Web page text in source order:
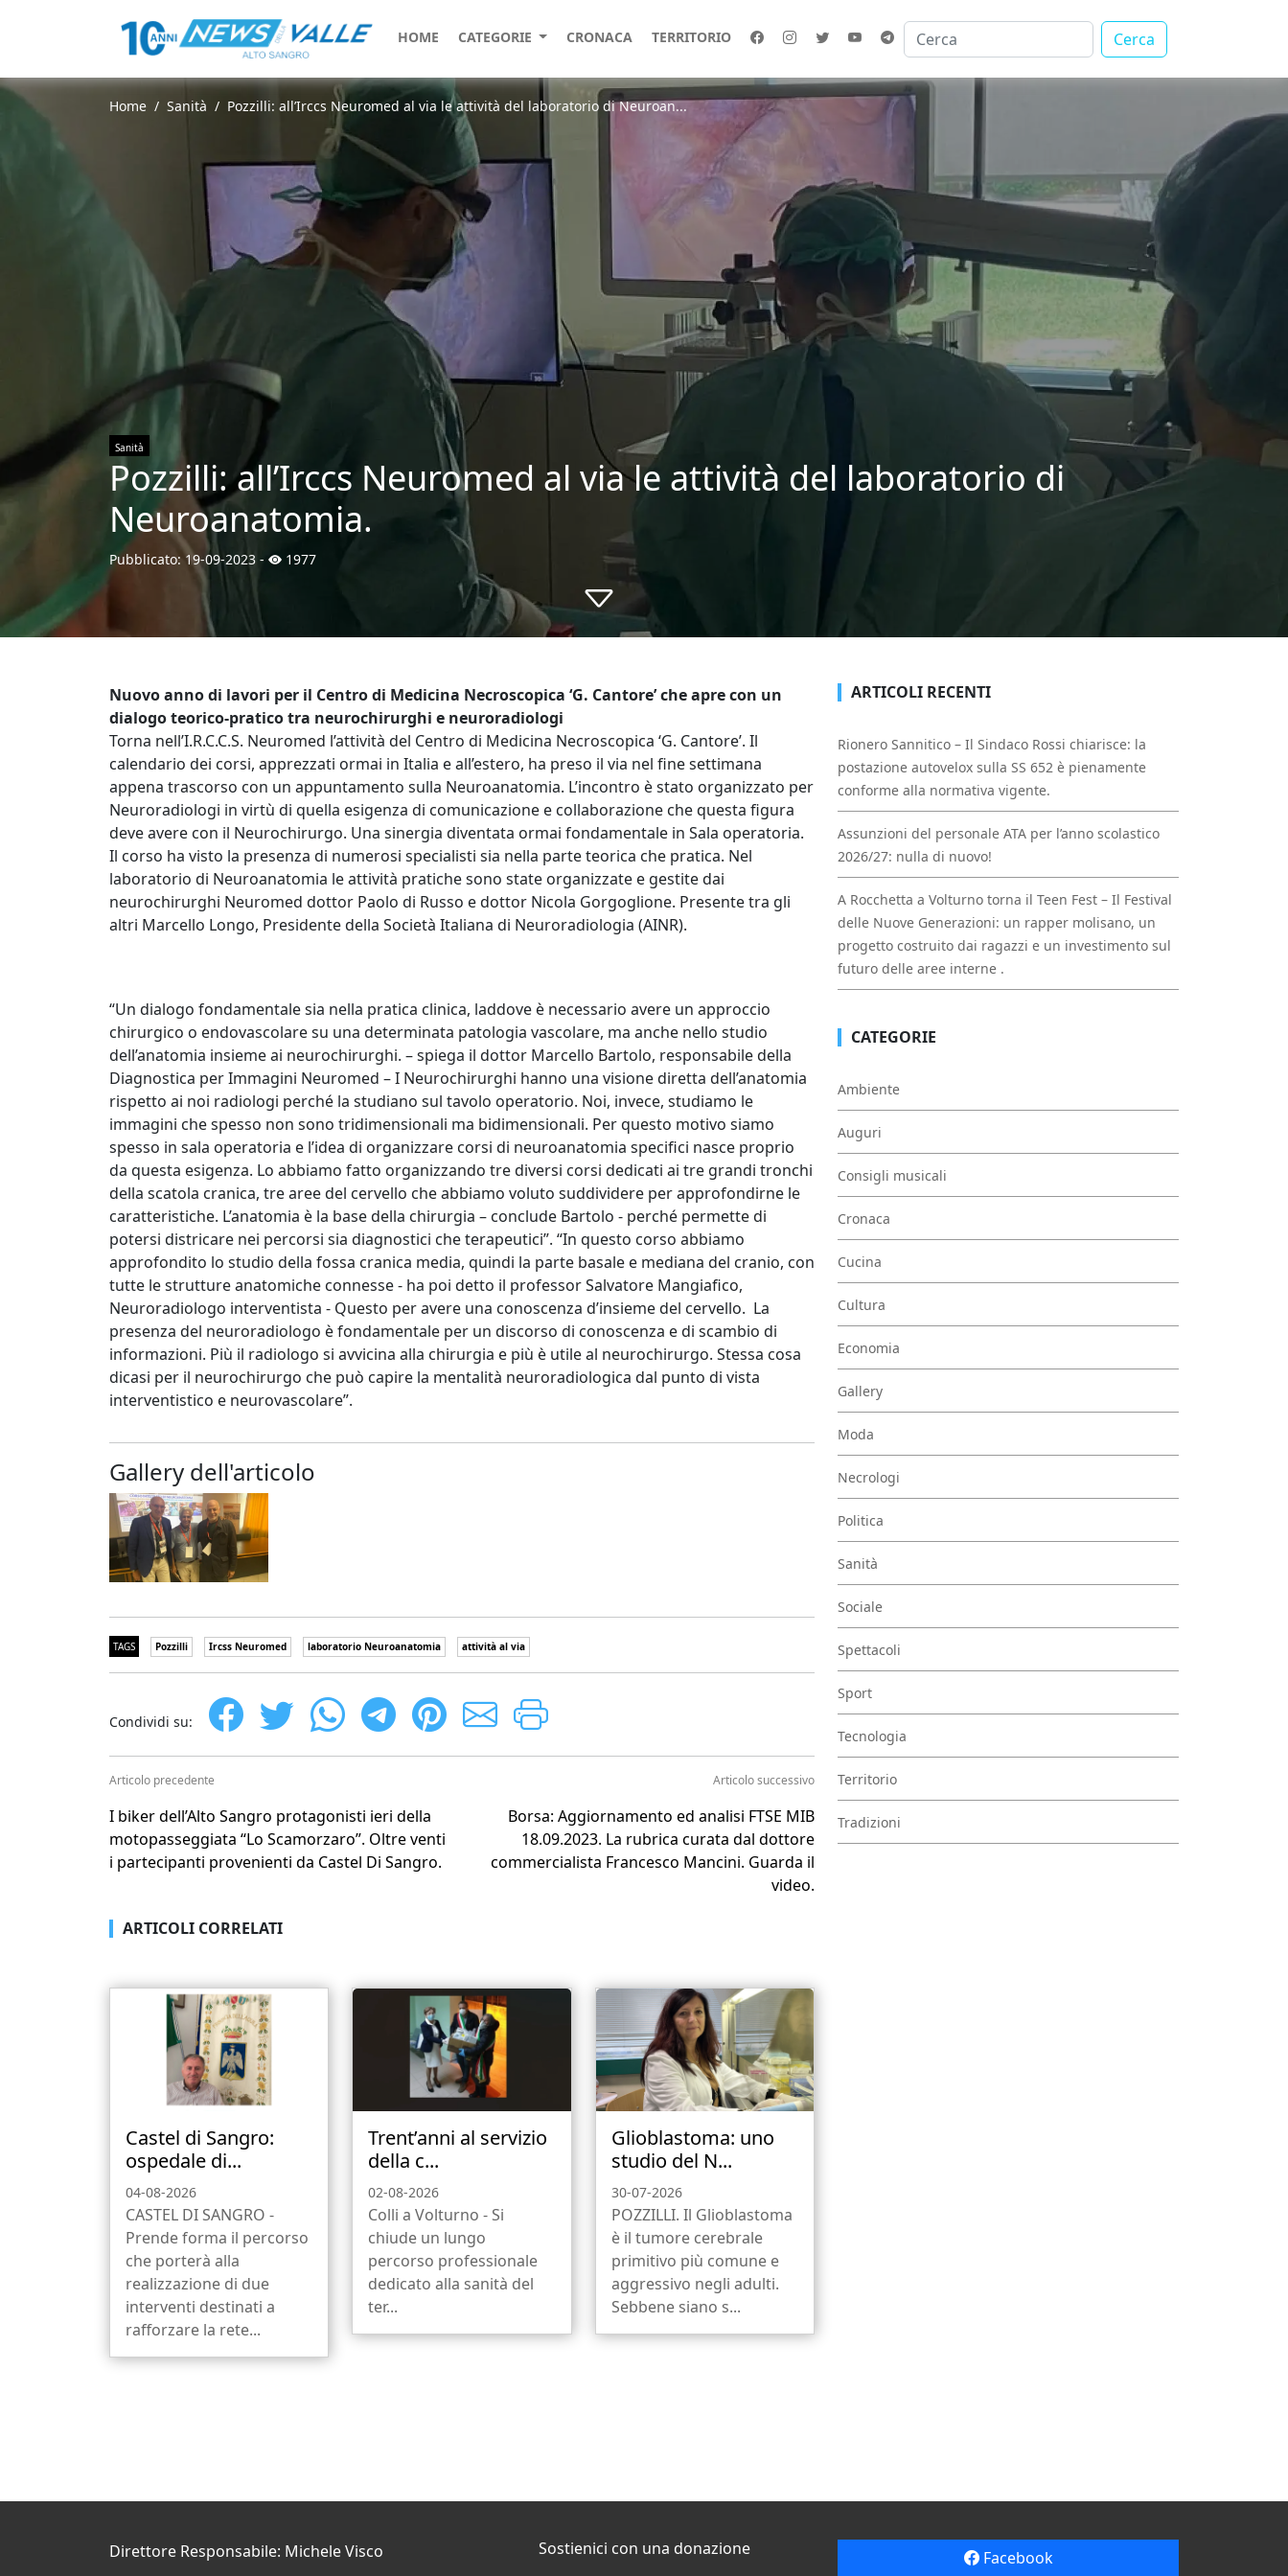
HOME CATEGORIE CRONACA TERRITORIO Cerca
Home Sanità Pozzilli: all’Irccs Neuromed al via le attività del laboratorio di Neuroan...
Sanità
Pozzilli: all’Irccs Neuromed al via le attività del laboratorio di
Neuroanatomia.
Pubblicato: 19-09-2023 - 1977
Nuovo anno di lavori per il Centro di Medicina Necroscopica ‘G. Cantore’ che apre con un
dialogo teorico-pratico tra neurochirurghi e neuroradiologi
Torna nell’I.R.C.C.S. Neuromed l’attività del Centro di Medicina Necroscopica ‘G. Cantore’. Il
calendario dei corsi, apprezzati ormai in Italia e all’estero, ha preso il via nel fine settimana
appena trascorso con un appuntamento sulla Neuroanatomia. L’incontro è stato organizzato per
Neuroradiologi in virtù di quella esigenza di comunicazione e collaborazione che questa figura
deve avere con il Neurochirurgo. Una sinergia diventata ormai fondamentale in Sala operatoria.
Il corso ha visto la presenza di numerosi specialisti sia nella parte teorica che pratica. Nel
laboratorio di Neuroanatomia le attività pratiche sono state organizzate e gestite dai
neurochirurghi Neuromed dottor Paolo di Russo e dottor Nicola Gorgoglione. Presente tra gli
altri Marcello Longo, Presidente della Società Italiana di Neuroradiologia (AINR).
“Un dialogo fondamentale sia nella pratica clinica, laddove è necessario avere un approccio
chirurgico o endovascolare su una determinata patologia vascolare, ma anche nello studio
dell’anatomia insieme ai neurochirurghi. – spiega il dottor Marcello Bartolo, responsabile della
Diagnostica per Immagini Neuromed – I Neurochirurghi hanno una visione diretta dell’anatomia
rispetto ai noi radiologi perché la studiano sul tavolo operatorio. Noi, invece, studiamo le
immagini che spesso non sono tridimensionali ma bidimensionali. Per questo motivo siamo
spesso in sala operatoria e l’idea di organizzare corsi di neuroanatomia specifici nasce proprio
da questa esigenza. Lo abbiamo fatto organizzando tre diversi corsi dedicati ai tre grandi tronchi
della scatola cranica, tre aree del cervello che abbiamo voluto suddividere per approfondirne le
caratteristiche. L’anatomia è la base della chirurgia – conclude Bartolo - perché permette di
potersi districare nei percorsi sia diagnostici che terapeutici”. “In questo corso abbiamo
approfondito lo studio della fossa cranica media, quindi la parte basale e mediana del cranio, con
tutte le strutture anatomiche connesse - ha poi detto il professor Salvatore Mangiafico,
Neuroradiologo interventista - Questo per avere una conoscenza d’insieme del cervello. La
presenza del neuroradiologo è fondamentale per un discorso di conoscenza e di scambio di
informazioni. Più il radiologo si avvicina alla chirurgia e più è utile al neurochirurgo. Stessa cosa
dicasi per il neurochirurgo che può capire la mentalità neuroradiologica dal punto di vista
interventistico e neurovascolare”.
Gallery dell'articolo
TAGS Pozzilli Ircss Neuromed laboratorio Neuroanatomia attività al via
Condividi su:
Articolo precedente
I biker dell’Alto Sangro protagonisti ieri della
motopasseggiata “Lo Scamorzaro”. Oltre venti
i partecipanti provenienti da Castel Di Sangro.
Articolo successivo
Borsa: Aggiornamento ed analisi FTSE MIB
18.09.2023. La rubrica curata dal dottore
commercialista Francesco Mancini. Guarda il
video.
ARTICOLI CORRELATI
Castel di Sangro:
ospedale di...
04-08-2026
CASTEL DI SANGRO -
Prende forma il percorso
che porterà alla
realizzazione di due
interventi destinati a
rafforzare la rete...
Trent’anni al servizio
della c...
02-08-2026
Colli a Volturno - Si
chiude un lungo
percorso professionale
dedicato alla sanità del
ter...
Glioblastoma: uno
studio del N...
30-07-2026
POZZILLI. Il Glioblastoma
è il tumore cerebrale
primitivo più comune e
aggressivo negli adulti.
Sebbene siano s...
ARTICOLI RECENTI
Rionero Sannitico – Il Sindaco Rossi chiarisce: la
postazione autovelox sulla SS 652 è pienamente
conforme alla normativa vigente.
Assunzioni del personale ATA per l’anno scolastico
2026/27: nulla di nuovo!
A Rocchetta a Volturno torna il Teen Fest – Il Festival
delle Nuove Generazioni: un rapper molisano, un
progetto costruito dai ragazzi e un investimento sul
futuro delle aree interne .
CATEGORIE
Ambiente
Auguri
Consigli musicali
Cronaca
Cucina
Cultura
Economia
Gallery
Moda
Necrologi
Politica
Sanità
Sociale
Spettacoli
Sport
Tecnologia
Territorio
Tradizioni
Direttore Responsabile: Michele Visco Sostienici con una donazione Facebook